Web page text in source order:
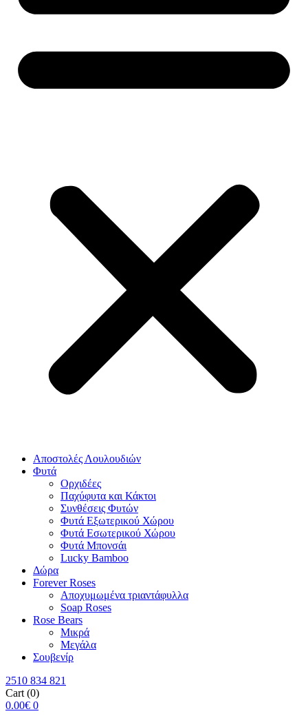
Αποστολές Λουλουδιών
Φυτά
Ορχιδέες
Παχύφυτα και Κάκτοι
Συνθέσεις Φυτών
Φυτά Εξωτερικού Χώρου
Φυτά Εσωτερικού Χώρου
Φυτά Μπονσάι
Lucky Bamboo
Δώρα
Forever Roses
Αποχυμωμένα τριαντάφυλλα
Soap Roses
Rose Βears
Μικρά
Μεγάλα
Σουβενίρ
2510 834 821
Cart (0)
0.00€ 0